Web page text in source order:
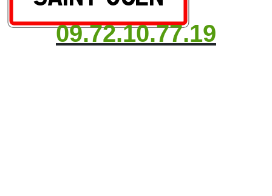
09.72.10.77.19